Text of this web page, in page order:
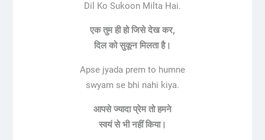
Dil Ko Sukoon Milta Hai.
एक तुम ही हो जिसे देख कर,
दिल को सुकून मिलता है।
Apse jyada prem to humne
swyam se bhi nahi kiya.
आपसे ज्यादा प्रेम तो हमने
स्वयं से भी नहीं किया।